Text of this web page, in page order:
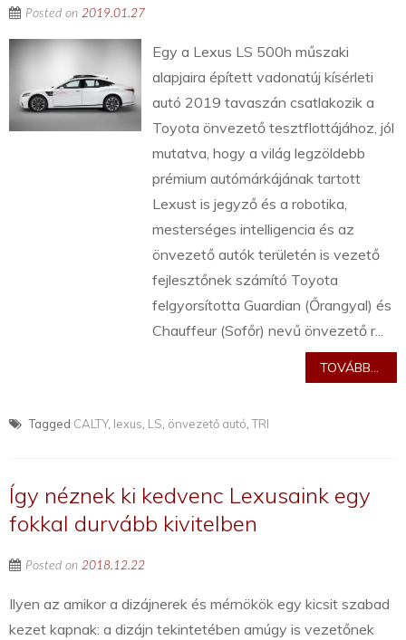
Posted on 2019.01.27
Egy a Lexus LS 500h műszaki
alapjaira épített vadonatúj kísérleti
autó 2019 tavaszán csatlakozik a
Toyota önvezető tesztflottájához, jól
mutatva, hogy a világ legzöldebb
prémium autómárkájának tartott
Lexust is jegyző és a robotika,
mesterséges intelligencia és az
önvezető autók területén is vezető
fejlesztőnek számító Toyota
felgyorsította Guardian (Őrangyal) és
Chauffeur (Sofőr) nevű önvezető r...
TOVÁBB...
Tagged CALTY, lexus LS önvezető autó ,TRI
Így néznek ki kedvenc Lexusaink egy
fokkal durvább kivitelben
Posted on 2018.12.22
Ilyen az amikor a dizájnerek és mérnökök egy kicsit szabad
kezet kapnak: a dizájn tekintetében amúgy is vezetőnek